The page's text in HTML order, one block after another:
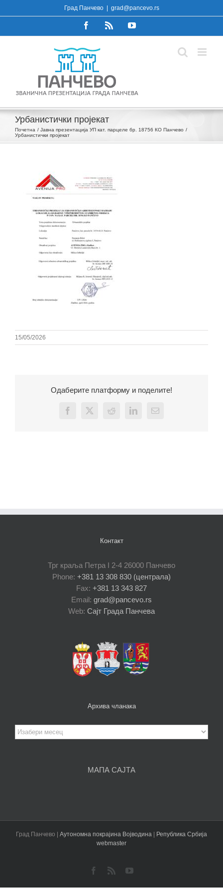
to
Град Панчево grad@pancevo.rs
FacebookRss YouTube
Урбанистички пројекат
Почетна
Јавна презентација УП кат. парцеле бр. 18756 КО Панчево
Урбанистички пројекат
15/05/2026
Одаберите платформу и поделите!
Facebook
X Reddit LinkedInEmail
Контакт
Трг краља Петра I 2-4 26000 Панчево
Phone: +381 13 308 830 (централа)
Fax: +381 13 343 827
Email: grad@pancevo.rs
Web: Сајт Града Панчева
Архива чланака
Архива
чланака
МАПА САЈТА
Град Панчево | Аутономна покрајина Војводина | Република Србија
webmaster
Facebook
Rss YouTube